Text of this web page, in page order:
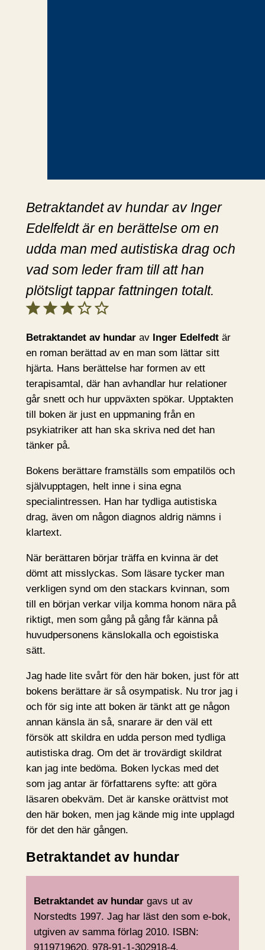
Betraktandet av hundar av Inger
Edelfeldt är en berättelse om en
udda man med autistiska drag och
vad som leder fram till att han
plötsligt tappar fattningen totalt.
Betraktandet av hundarav Inger Edelfedtär
en roman berättad av en man som lättar sitt
hjärta. Hans berättelse har formen av ett
terapisamtal, där han avhandlar hur relationer
går snett och hur uppväxten spökar. Upptakten
till boken är just en uppmaning från en
psykiatriker att han ska skriva ned det han
tänker på.
Bokens berättare framställs som empatilös och
självupptagen, helt inne i sina egna
specialintressen. Han har tydliga autistiska
drag, även om någon diagnos aldrig nämns i
klartext.
När berättaren börjar träffa en kvinna är det
dömt att misslyckas. Som läsare tycker man
verkligen synd om den stackars kvinnan, som
till en början verkar vilja komma honom nära på
riktigt, men som gång på gång får känna på
huvudpersonens känslokalla och egoistiska
sätt.
Jag hade lite svårt för den här boken, just för att
bokens berättare är så osympatisk. Nu tror jag i
och för sig inte att boken är tänkt att ge någon
annan känsla än så, snarare är den väl ett
försök att skildra en udda person med tydliga
autistiska drag. Om det är trovärdigt skildrat
kan jag inte bedöma. Boken lyckas med det
som jag antar är författarens syfte: att göra
läsaren obekväm. Det är kanske orättvist mot
den här boken, men jag kände mig inte upplagd
för det den här gången.
Betraktandet av hundar
Betraktandet av hundar gavs ut av
Norstedts 1997. Jag har läst den som e-bok,
utgiven av samma förlag 2010. ISBN:
9119719620, 978-91-1-302918-4.